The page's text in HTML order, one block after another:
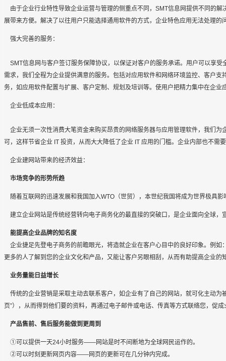
由于企业行业特性导致企业运营与管理的侧重点不同，SMT信息网提供不同的
展带来方便。解决了以往用户只能选择通用软件的方式，企业特色应用无法处理
强大完善的服务：
SMT信息网与客户签订服务保障协议，以保证对客户的服务承诺。用户可以享
需求，我们全程为企业提供满意的服务。包括对应用软件和网络环境监控、客户
务，如应用软件配置与扩展、客户定制、规划及培训等。使用户把精力集中在企业
企业低成本应用：
企业无须一次性消费大笔资金来购买昂贵的网络服务器与应用管理软件，我们
可，这样节省企业 IT 投资，从而大大降低了企业 IT 应用的门槛。企业内部也不
企业建网站带来的经济效益：
市场竞争的形势所趋
随着互联网的迅速发展和我国加入WTO（世贸），本世纪我国将成为世界极具
建立企业网站是传统经营转向电子商务化的最直接的突破口，是企业面向全球，
能提高企业品牌的知名度
企业捷足先登电子商务的前瞻眼光，将造就企业在客户心目中的良好印象。例
更多的人了解到您的企业文化和产品，又能让客户另眼相刮，从而有助提高企业的
业务量能日益增长
传统的企业营销是采取主动去联系客户，如企业有了自己的网站，就可化主动
页”），从而得到他们要的资料，再通过电子邮件或电话、传真等方式联络您，促成
产品售前、售后服务能做到更周到
①可以提供一天24小时服务——网站是时不间断地为全球网民运作的。
②可以时刻更新网页内容——网页的更新可在几分钟内完成。